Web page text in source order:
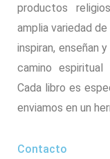
productos
amplia variedad
inspiran, enseñan
camino espiritual
Cada libro es
enviamos en un
Contacto